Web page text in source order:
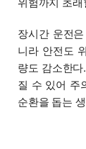
장시간 운전
니라 안전도
량도 감소한
질 수 있어 주
순환을 돕는